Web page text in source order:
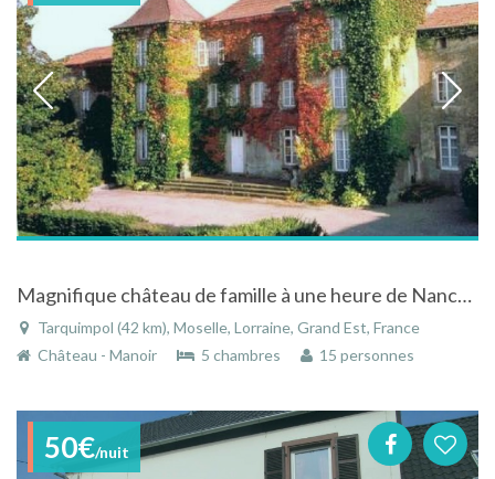
Magnifique château de famille à une heure de Nancy, Metz et Strasbourg
Tarquimpol (42 km), Moselle, Lorraine, Grand Est, France
Château - Manoir
5 chambres 15 personnes
50€/nuit